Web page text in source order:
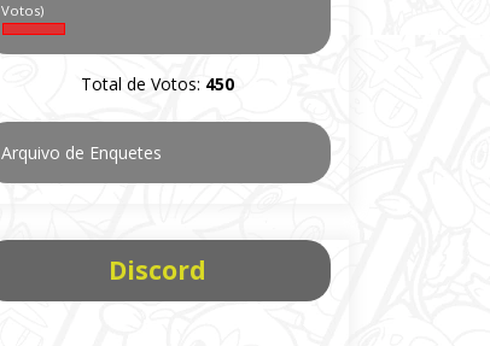
Votos)
Total de Votos: 450
Arquivo de Enquetes
Discord